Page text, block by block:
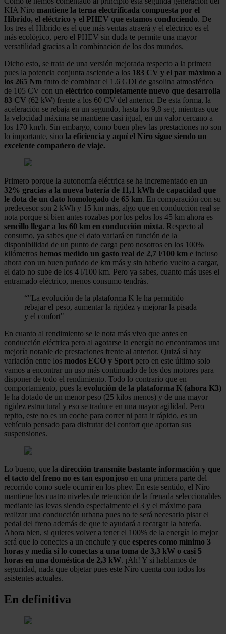
KIA Niro mantiene la terna electrificada compuesta por el
Híbrido, el eléctrico y el PHEV que estamos conduciendo. De
los tres el Híbrido es el que más ventas atraerá y el eléctrico es el
más ecológico, pero el PHEV sin duda te permite una mayor
versatilidad gracias a la combinación de los dos mundos.
Dicho esto, se trata de una versión mejorada respecto a la primera
pues la potencia conjunta asciende a los 183 CV y el par máximo a
los 265 Nm fruto de combinar el 1.6 GDI de gasolina atmosférico
de 105 CV con un eléctrico completamente nuevo que desarrolla
83 CV (62 kW) frente a los 60 CV del anterior. De esta forma, la
aceleración se rebaja en un segundo, hasta los 9,8 seg, mientras que
la velocidad máxima se mantiene casi igual, en un valor cercano a
los 170 km/h. Sin embargo, como buen phev las prestaciones no son
lo importante, sino la eficiencia y aquí el Niro sigue siendo un
excelente compañero de viaje.
Primero porque la autonomía eléctrica se ha incrementado en un
32% gracias a la nueva batería de 11,1 kWh de capacidad que
le dota de un dato homologado de 65 km. En comparación con su
predecesor son 2 kWh y 15 km más, algo que en conducción real se
nota porque si bien antes rozabas por los pelos los 45 km ahora es
sencillo llegar a los 60 km en conducción mixta. Respecto al
consumo, ya sabes que el dato variará en función de la
disponibilidad de un punto de carga pero nosotros en los 100%
kilómetros hemos medido un gasto real de 2,7 l/100 km e incluso
ahora con un buen puñado de km más y sin haberlo vuelto a cargar,
el dato no sube de los 4 l/100 km. Pero ya sabes, cuanto más uses el
entramado eléctrico, menos consumo tendrás.
“"La evolución de la plataforma K le ha permitido
rebajar el peso, aumentar la rigidez y mejorar la pisada
y el confort"
En cuanto al rendimiento se le nota más vivo que antes en
conducción eléctrica pero al agotarse la energía no encontramos una
mejoría notable de prestaciones frente al anterior. Quizá sí hay
variación entre los modos ECO y Sport pero en este último solo
vamos a encontrar un uso más continuado de los dos motores para
disponer de todo el rendimiento. Todo lo contrario que en
comportamiento, pues la evolución de la plataforma K (ahora K3)
le ha dotado de un menor peso (25 kilos menos) y de una mayor
rigidez estructural y eso se traduce en una mayor agilidad. Pero
repito, este no es un coche para correr ni para ir rápido, es un
vehículo pensado para disfrutar del confort que aportan sus
suspensiones.
Lo bueno, que la dirección transmite bastante información y que
el tacto del freno no es tan esponjoso en una primera parte del
recorrido como suele ocurrir en los phev. En este sentido, el Niro
mantiene los cuatro niveles de retención de la frenada seleccionables
mediante las levas siendo especialmente el 3 y el máximo para
realizar una conducción urbana pues no te será necesario pisar el
pedal del freno además de que te ayudará a recargar la batería.
Ahora bien, si quieres volver a tener el 100% de la energía lo mejor
será que lo conectes a un enchufe y que esperes como mínimo 3
horas y media si lo conectas a una toma de 3,3 kW o casi 5
horas en una doméstica de 2,3 kW. ¡Ah! Y si hablamos de
seguridad, nada que objetar pues este Niro cuenta con todos los
asistentes actuales.
En definitiva